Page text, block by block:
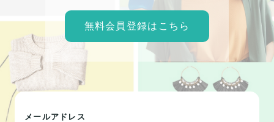
無料会員登録はこちら
メールアドレス